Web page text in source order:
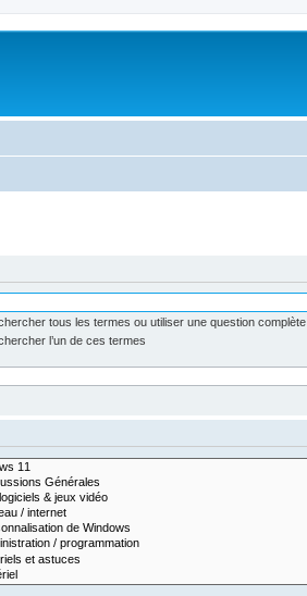
tous les termes ou utiliser une question complète
l’un de ces termes